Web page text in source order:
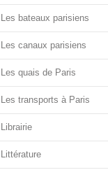
Les bateaux parisiens
Les canaux parisiens
Les quais de Paris
Les transports à Paris
Librairie
Littérature